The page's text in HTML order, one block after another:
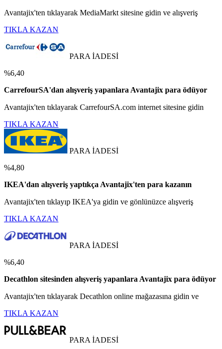
Avantajix'ten tıklayarak MediaMarkt sitesine gidin ve alışveriş
TIKLA KAZAN
PARA İADESİ
%6,40
CarrefourSA'dan alışveriş yapanlara Avantajix para ödüyor
Avantajix'ten tıklayarak CarrefourSA.com internet sitesine gidin
TIKLA KAZAN
PARA İADESİ
%4,80
IKEA'dan alışveriş yaptıkça Avantajix'ten para kazanın
Avantajix'ten tıklayıp IKEA'ya gidin ve gönlünüzce alışveriş
TIKLA KAZAN
PARA İADESİ
%6,40
Decathlon sitesinden alışveriş yapanlara Avantajix para ödüyor
Avantajix'ten tıklayarak Decathlon online mağazasına gidin ve
TIKLA KAZAN
PARA İADESİ